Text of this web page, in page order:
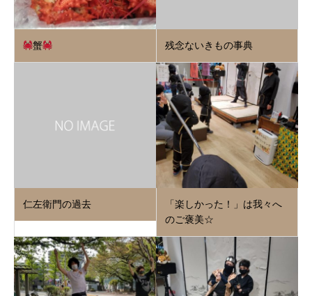
蟹 残念ないきもの事典
仁左衛門の過去
「楽しかった！」は我々へ
のご褒美☆